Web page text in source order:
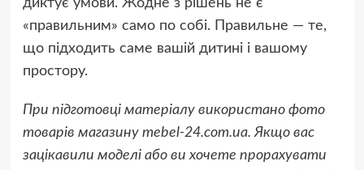
диктує умови. Жодне з рішень не є
«правильним» само по собі. Правильне — те,
що підходить саме вашій дитині і вашому
простору.
При підготовці матеріалу використано фото
товарів магазину mebel-24.com.ua. Якщо вас
зацікавили моделі або ви хочете прорахувати